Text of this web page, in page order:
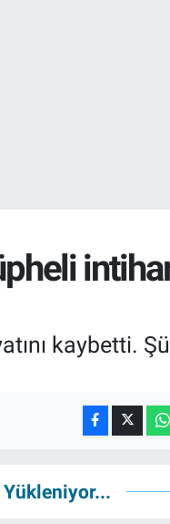
kaybetti.
Yükleniyor...